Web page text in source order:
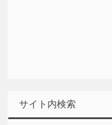
サイト内検索